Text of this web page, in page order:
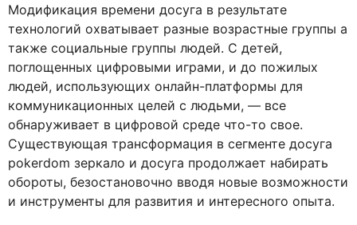
Модификация времени досуга в результате
технологий охватывает разные возрастные группы а
также социальные группы людей. С детей,
поглощенных цифровыми играми, и до пожилых
людей, использующих онлайн-платформы для
коммуникационных целей с людьми, — все
обнаруживает в цифровой среде что-то свое.
Существующая трансформация в сегменте досуга
pokerdom зеркало и досуга продолжает набирать
обороты, безостановочно вводя новые возможности
и инструменты для развития и интересного опыта.